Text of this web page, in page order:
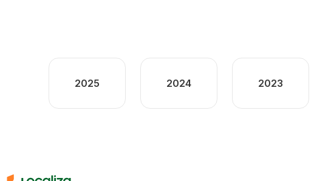
2025 2024 2023